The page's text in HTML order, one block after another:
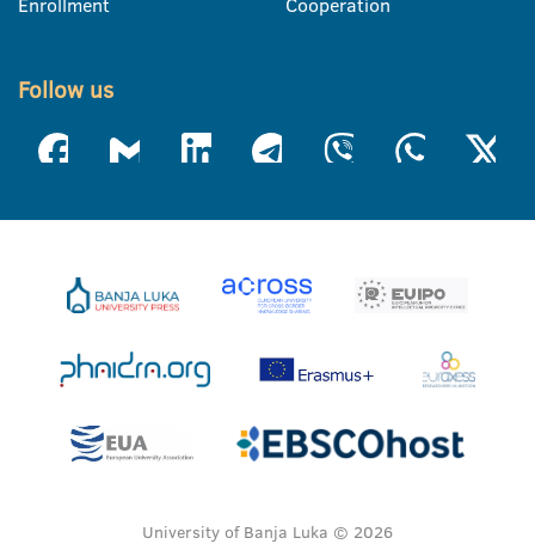
Follow us
University of Banja Luka © 2026